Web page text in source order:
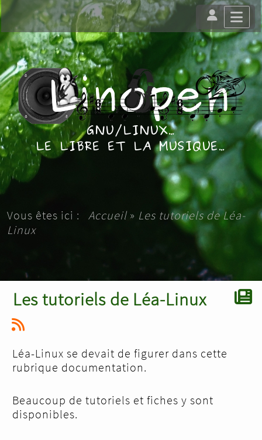
Vous êtes ici : Accueil » Les tutoriels de Léa-
Linux
Les tutoriels de Léa-Linux
Léa-Linux se devait de figurer dans cette
rubrique documentation.
Beaucoup de tutoriels et fiches y sont
disponibles.